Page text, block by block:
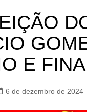
E
6 de dezembro de 2024